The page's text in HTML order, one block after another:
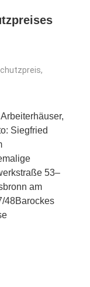
,
Siegfried
53–
am
48Barockes